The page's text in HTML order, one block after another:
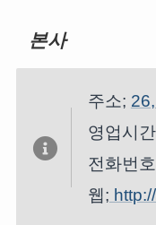
본사
주소;
영업시
전화번
웹;